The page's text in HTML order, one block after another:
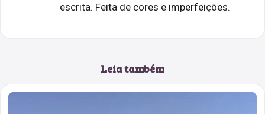
escrita. Feita de cores e imperfeições.
Leia também